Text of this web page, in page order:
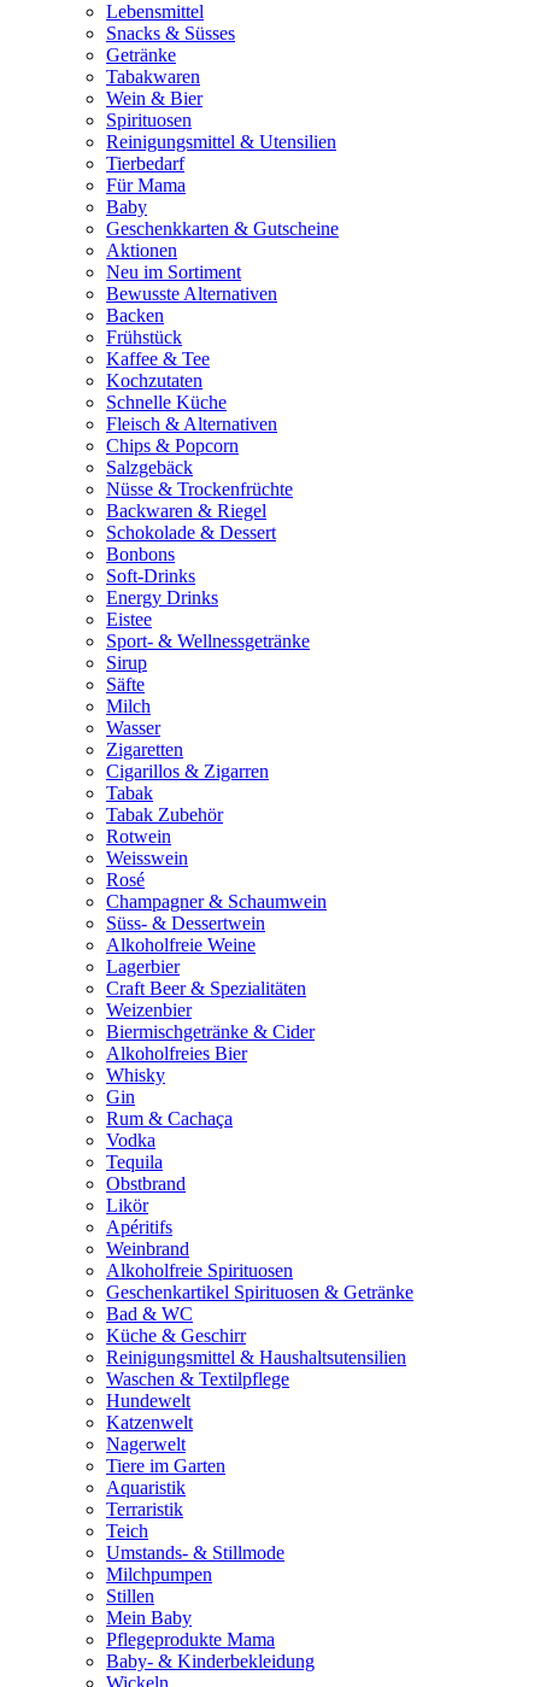
Lebensmittel
Snacks & Süsses
Getränke
Tabakwaren
Wein & Bier
Spirituosen
Reinigungsmittel & Utensilien
Tierbedarf
Für Mama
Baby
Geschenkkarten & Gutscheine
Aktionen
Neu im Sortiment
Bewusste Alternativen
Backen
Frühstück
Kaffee & Tee
Kochzutaten
Schnelle Küche
Fleisch & Alternativen
Chips & Popcorn
Salzgebäck
Nüsse & Trockenfrüchte
Backwaren & Riegel
Schokolade & Dessert
Bonbons
Soft-Drinks
Energy Drinks
Eistee
Sport- & Wellnessgetränke
Sirup
Säfte
Milch
Wasser
Zigaretten
Cigarillos & Zigarren
Tabak
Tabak Zubehör
Rotwein
Weisswein
Rosé
Champagner & Schaumwein
Süss- & Dessertwein
Alkoholfreie Weine
Lagerbier
Craft Beer & Spezialitäten
Weizenbier
Biermischgetränke & Cider
Alkoholfreies Bier
Whisky
Gin
Rum & Cachaça
Vodka
Tequila
Obstbrand
Likör
Apéritifs
Weinbrand
Alkoholfreie Spirituosen
Geschenkartikel Spirituosen & Getränke
Bad & WC
Küche & Geschirr
Reinigungsmittel & Haushaltsutensilien
Waschen & Textilpflege
Hundewelt
Katzenwelt
Nagerwelt
Tiere im Garten
Aquaristik
Terraristik
Teich
Umstands- & Stillmode
Milchpumpen
Stillen
Mein Baby
Pflegeprodukte Mama
Baby- & Kinderbekleidung
Wickeln